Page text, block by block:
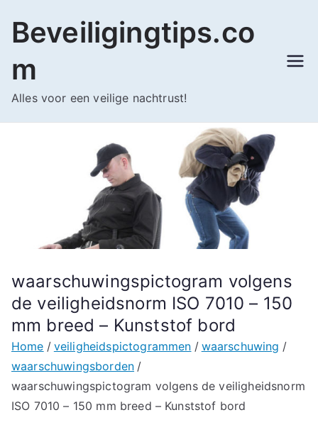
naar
inhoud
Beveiligingtips.co
m
Alles voor een veilige nachtrust!
waarschuwingspictogram volgens
de veiligheidsnorm ISO 7010 – 150
mm breed – Kunststof bord
Home veiligheidspictogrammen
waarschuwing
waarschuwingsborden
waarschuwingspictogram volgens de veiligheidsnorm
ISO 7010 – 150 mm breed – Kunststof bord